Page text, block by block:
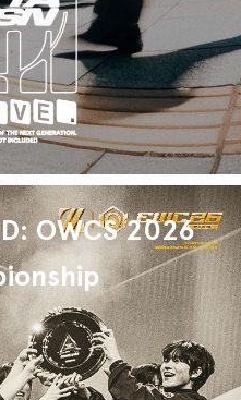
OWCS 2026